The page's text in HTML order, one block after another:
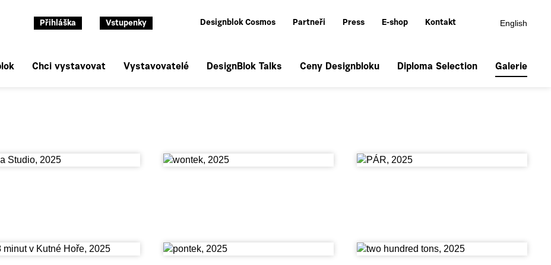
Přihláška Vstupenky Designblok Cosmos Partneři Press E-shop Kontakt English
Chci vystavovat Vystavovatelé DesignBlok Talks Ceny Designbloku Diploma Selection Galerie